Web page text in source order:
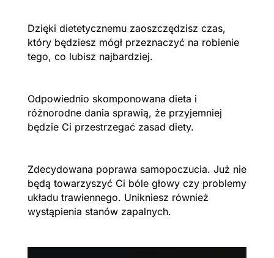
Dzięki dietetycznemu zaoszczędzisz czas,
który będziesz mógł przeznaczyć na robienie
tego, co lubisz najbardziej.
Odpowiednio skomponowana dieta i
różnorodne dania sprawią, że przyjemniej
będzie Ci przestrzegać zasad diety.
Zdecydowana poprawa samopoczucia. Już nie
będą towarzyszyć Ci bóle głowy czy problemy
układu trawiennego. Unikniesz również
wystąpienia stanów zapalnych.